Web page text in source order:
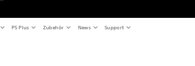
PS Plus Zubehör News Support